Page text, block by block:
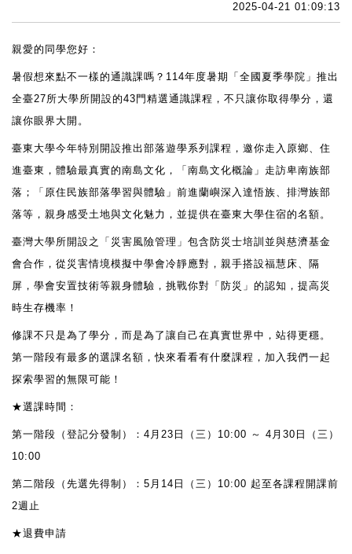
2025-04-21 01:09:13
親愛的同學您好：
暑假想來點不一樣的通識課嗎？114年度暑期「全國夏季學院」推出
全臺27所大學所開設的43門精選通識課程，不只讓你取得學分，還
讓你眼界大開。
臺東大學今年特別開設推出部落遊學系列課程，邀你走入原鄉、住
進臺東，體驗最真實的南島文化，「南島文化概論」走訪卑南族部
落；「原住民族部落學習與體驗」前進蘭嶼深入達悟族、排灣族部
落等，親身感受土地與文化魅力，並提供在臺東大學住宿的名額。
臺灣大學所開設之「災害風險管理」包含防災士培訓並與慈濟基金
會合作，從災害情境模擬中學會冷靜應對，親手搭設福慧床、隔
屏，學會安置技術等親身體驗，挑戰你對「防災」的認知，提高災
時生存機率！
修課不只是為了學分，而是為了讓自己在真實世界中，站得更穩。
第一階段有最多的選課名額，快來看看有什麼課程，加入我們一起
探索學習的無限可能！
★選課時間：
第一階段（登記分發制）：4月23日（三）10:00 ～ 4月30日（三）
10:00
第二階段（先選先得制）：5月14日（三）10:00 起至各課程開課前
2週止
★退費申請